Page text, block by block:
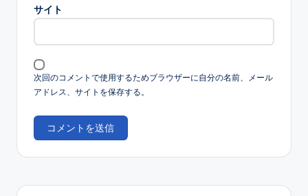
サイト
次回のコメントで使用するためブラウザーに自分の名前、メール
アドレス、サイトを保存する。